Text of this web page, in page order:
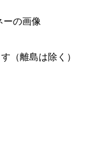
（離島は除く）